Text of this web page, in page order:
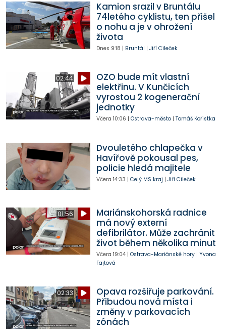
Kamion srazil v Bruntálu
74letého cyklistu, ten přišel
o nohu a je v ohrožení
života
Dnes 9:18 | Bruntál | Jiří Cileček
02:44
OZO bude mít vlastní
elektřinu. V Kunčicích
vyrostou 2 kogenerační
jednotky
Včera 10:06 | Ostrava-město| Tomáš Kořistka
Dvouletého chlapečka v
Havířově pokousal pes,
policie hledá majitele
Včera 14:33 | Celý MS kraj | Jiří Cileček
01:56
Mariánskohorská radnice
má nový externí
defibrilátor. Může zachránit
život během několika minut
Včera 19:04| Ostrava-Mariánské hory| Yvona
Fajtová
02:33
Opava rozšiřuje parkování.
Přibudou nová místa i
změny v parkovacích
zónách